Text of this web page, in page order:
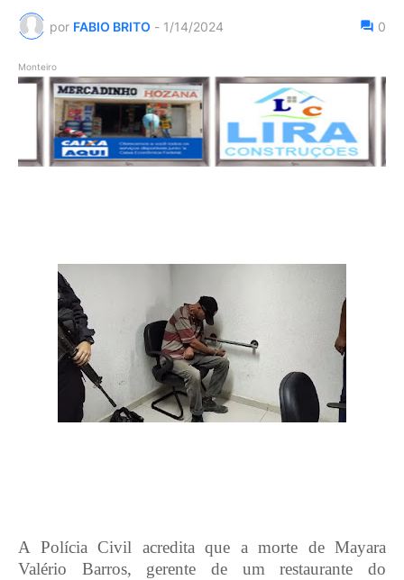
por FABIO BRITO - 1/14/2024 0
Monteiro
A Polícia Civil acredita que a morte de Mayara
Valério Barros, gerente de um restaurante do